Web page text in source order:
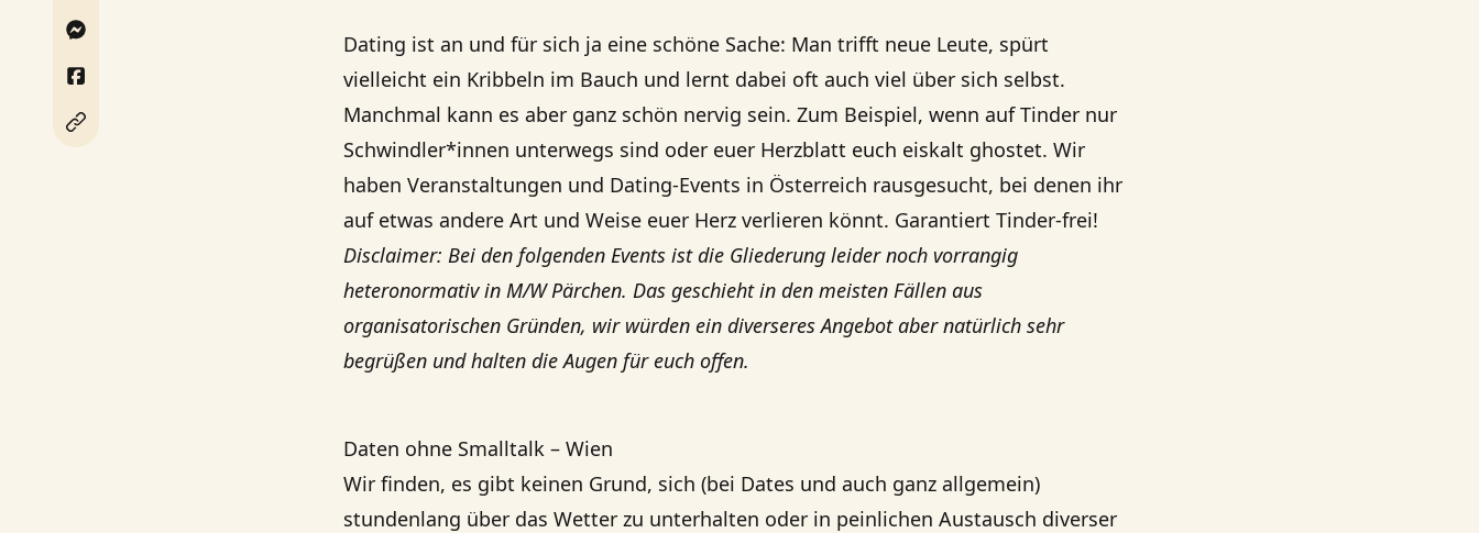
Dating ist an und für sich ja eine schöne Sache: Man trifft neue Leute, spürt
vielleicht ein Kribbeln im Bauch und lernt dabei oft auch viel über sich selbst.
Manchmal kann es aber ganz schön nervig sein. Zum Beispiel, wenn auf Tinder nur
Schwindler*innen unterwegs sind oder euer Herzblatt euch eiskalt ghostet. Wir
haben Veranstaltungen und Dating-Events in Österreich rausgesucht, bei denen ihr
auf etwas andere Art und Weise euer Herz verlieren könnt. Garantiert Tinder-frei!
Disclaimer: Bei den folgenden Events ist die Gliederung leider noch vorrangig
heteronormativ in M/W Pärchen. Das geschieht in den meisten Fällen aus
organisatorischen Gründen, wir würden ein diverseres Angebot aber natürlich sehr
begrüßen und halten die Augen für euch offen.
Daten ohne Smalltalk – Wien
Wir finden, es gibt keinen Grund, sich (bei Dates und auch ganz allgemein)
stundenlang über das Wetter zu unterhalten oder in peinlichen Austausch diverser